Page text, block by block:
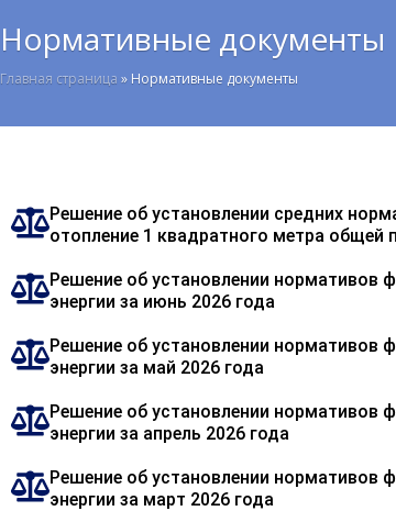
Нормативные документы
Главная страница » Нормативные документы
Решение об установлении средних
отопление 1 квадратного метра
Решение об установлении нормативов
энергии за июнь 2026 года
Решение об установлении нормативов
энергии за май 2026 года
Решение об установлении нормативов
энергии за апрель 2026 года
Решение об установлении нормативов
энергии за март 2026 года